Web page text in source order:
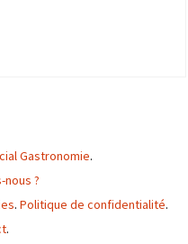
Gastronomie.
nous ?
. Politique de confidentialité.
.